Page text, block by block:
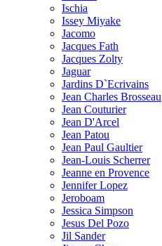
Ischia
Issey Miyake
Jacomo
Jacques Fath
Jacques Zolty
Jaguar
Jardins D`Ecrivains
Jean Charles Brosseau
Jean Couturier
Jean D'Arcel
Jean Patou
Jean Paul Gaultier
Jean-Louis Scherrer
Jeanne en Provence
Jennifer Lopez
Jeroboam
Jessica Simpson
Jesus Del Pozo
Jil Sander